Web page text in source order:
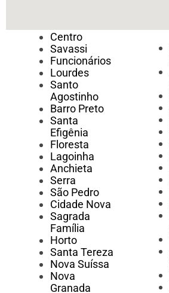
Centro
Savassi
Funcionários
Lourdes
Santo
Agostinho
Barro Preto
Santa
Efigênia
Floresta
Lagoinha
Anchieta
Serra
São Pedro
Cidade Nova
Sagrada
Família
Horto
Santa Tereza
Nova Suíssa
Nova
Granada